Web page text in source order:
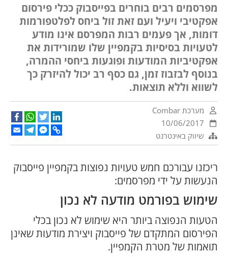
מפרסמים רבים בוחרים בפייסבוק ככלי פירסום
אפקטיבי ויעיל ועם זאת זול ביחס לפלטפורמות
דומות, אך פעמים רבות המפרסם אינו מודע
לטעויות בסיסיות בקמפיין שלו שמורידות את
אפקטיביות המודעות ופוגעות ביחסי ההמרה,
בנוסף לבזבוז זמן, גם כסף רב יכול להיזרק כך
לשווא וללא תוצאות.
מערכת Combar
10/06/2017
שיווק באינטרנט
WhatsAppTwitter
LinkedIn
Email
Telegram
Facebook
Messenger
Copy
Link
ריכזנו עבורכם חמש טעויות נפוצות בקמפיין פייסבוק
הנעשות על ידי מפרסמים:
שימוש בפורמט מודעה לא נכון
הטעות הנפוצה ביותר היא שימוש לא נכון בכלי
הפירסום המתקדם של פייסבוק ויצירת מודעות שאינן
תואמות של מטרת הקמפיין.